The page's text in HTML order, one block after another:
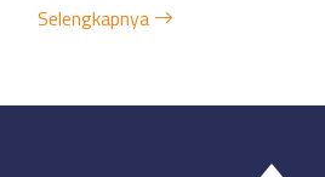
Selengkapnya